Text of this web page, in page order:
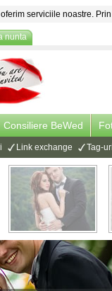
serviciile noastre.
nunta
Consiliere BeWed
Link exchange Tag-